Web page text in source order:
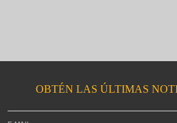
OBTÉN LAS ÚLTIMAS